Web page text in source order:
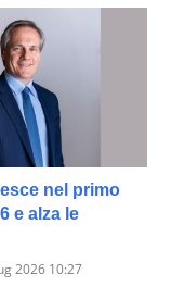
nel primo
e alza le
2026 10:27